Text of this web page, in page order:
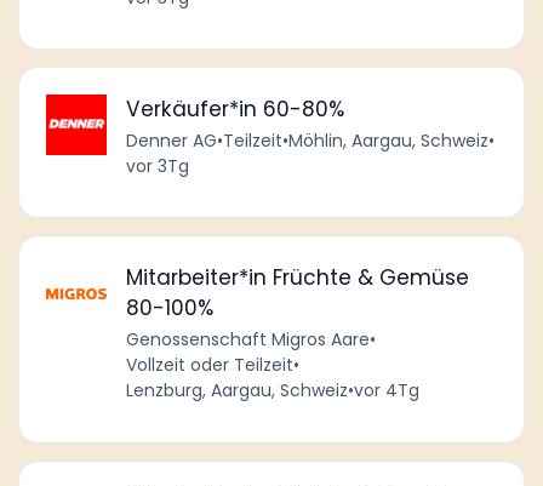
Verkäufer*in 60-80%
Denner AG•Teilzeit•Möhlin, Aargau, Schweiz•
vor 3Tg
Mitarbeiter*in Früchte & Gemüse
80-100%
Genossenschaft Migros Aare•
Vollzeit oder Teilzeit•
Lenzburg, Aargau, Schweiz•vor 4Tg